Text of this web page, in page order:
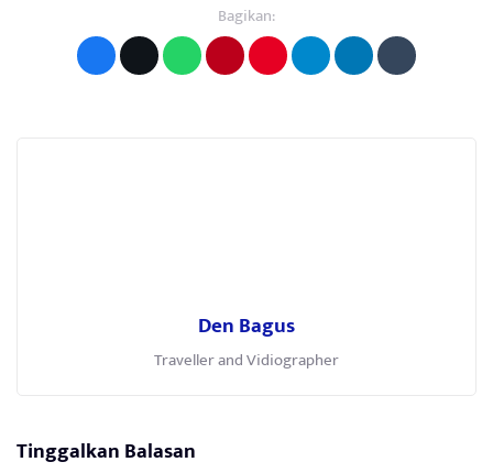
Bagikan:
Den Bagus
Traveller and Vidiographer
Tinggalkan Balasan